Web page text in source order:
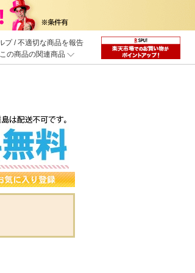
プ/不適切な商品を報告
この商品の関連商品